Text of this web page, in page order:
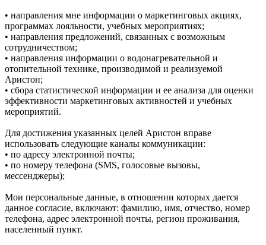
• направления мне информации о маркетинговых акциях,
программах лояльности, учебных мероприятиях;
• направления предложений, связанных с возможным
сотрудничеством;
• направления информации о водонагревательной и
отопительной технике, производимой и реализуемой
Аристон;
• сбора статистической информации и ее анализа для оценки
эффективности маркетинговых активностей и учебных
мероприятий.
Для достижения указанных целей Аристон вправе
использовать следующие каналы коммуникации:
• по адресу электронной почты;
• по номеру телефона (SMS, голосовые вызовы,
мессенджеры);
Мои персональные данные, в отношении которых дается
данное согласие, включают: фамилию, имя, отчество, номер
телефона, адрес электронной почты, регион проживания,
населенный пункт.